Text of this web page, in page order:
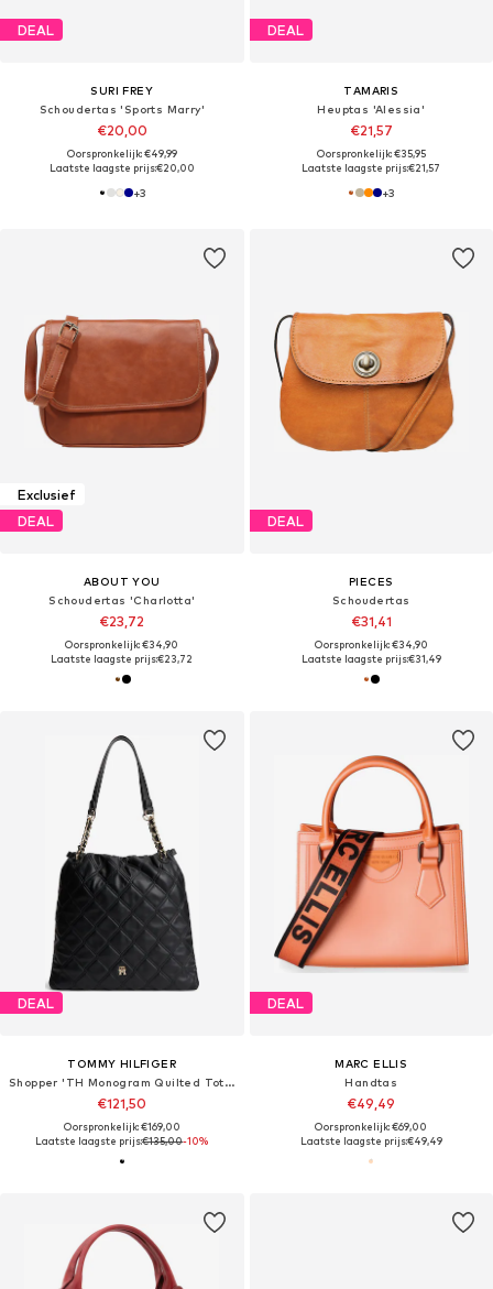
DEAL
SURI FREY
Schoudertas 'Sports Marry'
€20,00
Oorspronkelijk: €49,99
Laatste laagste prijs:€20,00
+3
DEAL
TAMARIS
Heuptas 'Alessia'
€21,57
Oorspronkelijk: €35,95
Laatste laagste prijs:€21,57
+3
Exclusief
DEAL
ABOUT YOU
Schoudertas 'Charlotta'
€23,72
Oorspronkelijk: €34,90
Laatste laagste prijs:€23,72
DEAL
PIECES
Schoudertas
€31,41
Oorspronkelijk: €34,90
Laatste laagste prijs:€31,49
DEAL
TOMMY HILFIGER
Shopper 'TH Monogram Quilted Tote'
€121,50
Oorspronkelijk: €169,00
Laatste laagste prijs:€135,00-10%
DEAL
MARC ELLIS
Handtas
€49,49
Oorspronkelijk: €69,00
Laatste laagste prijs:€49,49